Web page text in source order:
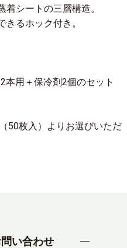
シートの三層構造。
るホック付き。
本用＋保冷剤2個のセット
50枚入）よりお選びいただ
い合わせ